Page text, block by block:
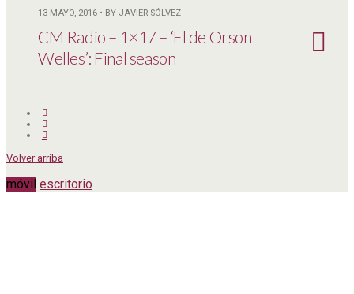
13 MAYO, 2016 • BY JAVIER SÓLVEZ
CM Radio – 1×17 – ‘El de Orson
Welles’: Final season
Volver arriba
móvil escritorio